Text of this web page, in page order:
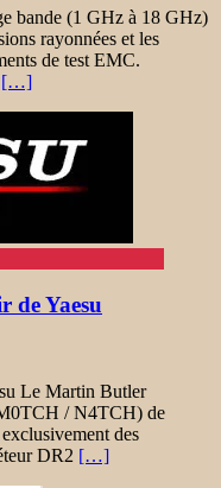
bande (1 GHz à 18 GHz)
rayonnées et les
de test EMC.
[…]
de Yaesu
Le Martin Butler
/ N4TCH) de
des
DR2 […]